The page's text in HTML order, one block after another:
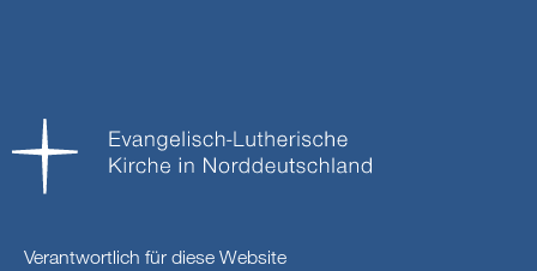
Verantwortlich für diese Website